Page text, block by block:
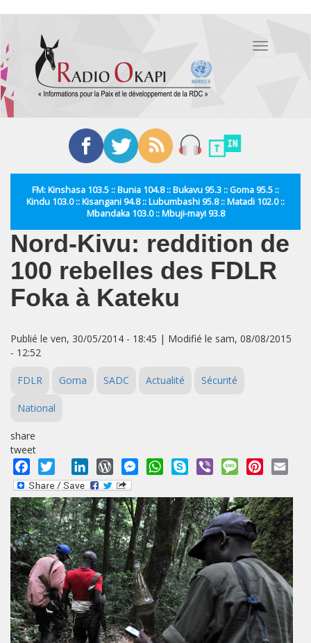
contenu
principal
Toggle
FM: Kinshasa 103.5 :: Bunia 104.8 :: Bukavu 95.3 :: Goma 95.5 ::
Kindu 103.0 :: Kisangani 94.8 :: Lubumbashi 95.8 :: Matadi 102.0 ::
Mbandaka 103.0 :: Mbuji-mayi 93.8
Nord-Kivu: reddition de
100 rebelles des FDLR
Foka à Kateku
Publié le ven, 30/05/2014 - 18:45 | Modifié le sam, 08/08/2015
- 12:52
FDLR Goma SADC Actualité Sécurité
National
share
tweet
Facebook
Twitter LinkedInWordPressMessengerWhatsApp
Skype Viber MessagePinterest